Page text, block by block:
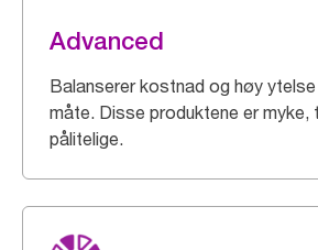
Advanced
Balanserer kostnad og høy
måte. Disse produktene er myke,
pålitelige.